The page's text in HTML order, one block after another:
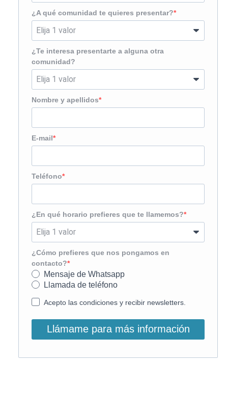
¿A qué comunidad te quieres presentar?
¿Te interesa presentarte a alguna otra
comunidad?
Nombre y apellidos
E-mail
Teléfono
¿En qué horario prefieres que te llamemos?
¿Cómo prefieres que nos pongamos en
contacto?
Mensaje de Whatsapp
Llamada de teléfono
Acepto las condiciones y recibir newsletters.
Llámame para más información